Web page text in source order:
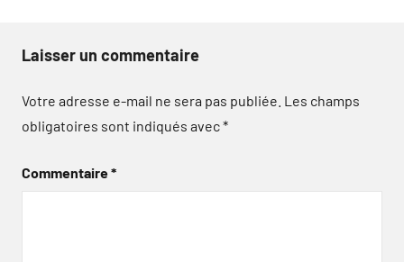
Laisser un commentaire
Votre adresse e-mail ne sera pas publiée. Les champs
obligatoires sont indiqués avec*
Commentaire*